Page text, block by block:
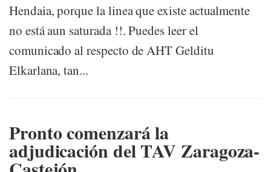
Hendaia, porque la linea que existe actualmente
no está aun saturada !!. Puedes leer el
comunicado al respecto de AHT Gelditu
Elkarlana, tan...
Pronto comenzará la
adjudicación del TAV Zaragoza-